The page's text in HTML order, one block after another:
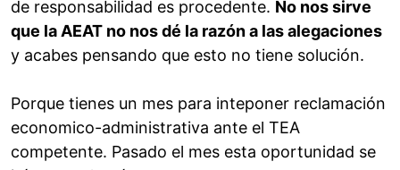
de responsabilidad es procedente. No nos sirve
que la AEAT no nos dé la razón a las alegaciones
y acabes pensando que esto no tiene solución.
Porque tienes un mes para inteponer reclamación
economico-administrativa ante el TEA
competente. Pasado el mes esta oportunidad se